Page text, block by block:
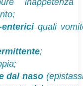
quali
;
dal naso